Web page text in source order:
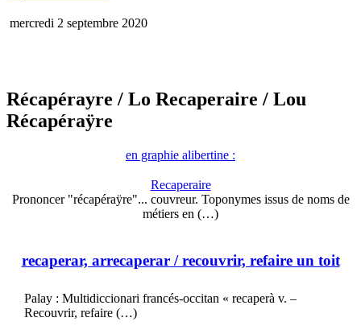
mercredi 2 septembre 2020
Récapérayre / Lo Recaperaire / Lou
Récapéraÿre
en graphie alibertine :
Recaperaire
Prononcer "récapéraÿre"... couvreur. Toponymes issus de noms de
métiers en (…)
recaperar, arrecaperar/ recouvrir, refaire un toit
Palay : Multidiccionari francés-occitan « recaperà v. –
Recouvrir, refaire (…)